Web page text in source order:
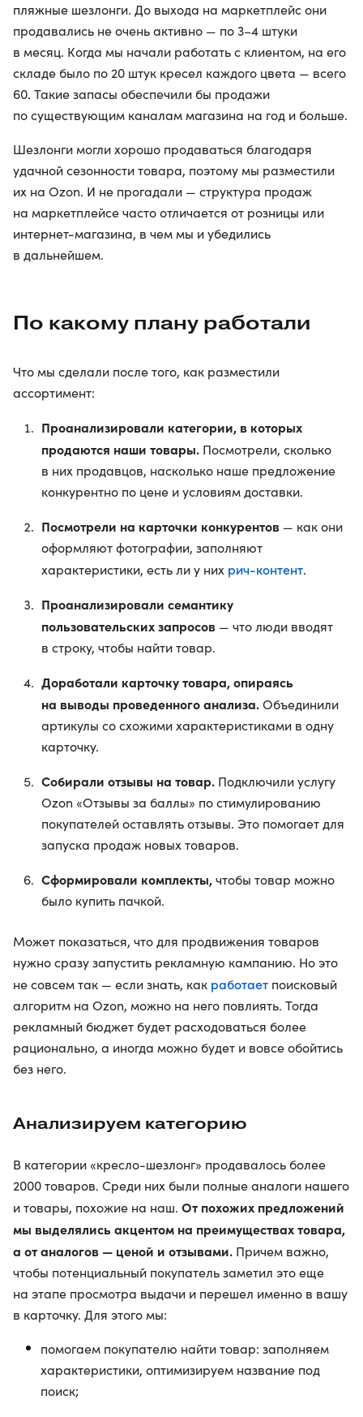
пляжные шезлонги. До выхода на маркетплейс они
продавались не очень активно — по 3–4 штуки
в месяц. Когда мы начали работать с клиентом, на его
складе было по 20 штук кресел каждого цвета — всего
60. Такие запасы обеспечили бы продажи
по существующим каналам магазина на год и больше.
Шезлонги могли хорошо продаваться благодаря
удачной сезонности товара, поэтому мы разместили
их на Ozon. И не прогадали — структура продаж
на маркетплейсе часто отличается от розницы или
интернет-магазина, в чем мы и убедились
в дальнейшем.
По какому плану работали
Что мы сделали после того, как разместили
ассортимент:
Проанализировали категории, в которых
продаются наши товары. Посмотрели, сколько
в них продавцов, насколько наше предложение
конкурентно по цене и условиям доставки.
Посмотрели на карточки конкурентов — как они
оформляют фотографии, заполняют
характеристики, есть ли у них рич-контент.
Проанализировали семантику
пользовательских запросов — что люди вводят
в строку, чтобы найти товар.
Доработали карточку товара, опираясь
на выводы проведенного анализа.Объединили
артикулы со схожими характеристиками в одну
карточку.
Собирали отзывы на товар. Подключили услугу
Ozon «Отзывы за баллы» по стимулированию
покупателей оставлять отзывы. Это помогает для
запуска продаж новых товаров.
Сформировали комплекты,чтобы товар можно
было купить пачкой.
Может показаться, что для продвижения товаров
нужно сразу запустить рекламную кампанию. Но это
не совсем так — если знать, как работает поисковый
алгоритм на Ozon, можно на него повлиять. Тогда
рекламный бюджет будет расходоваться более
рационально, а иногда можно будет и вовсе обойтись
без него.
Анализируем категорию
В категории «кресло-шезлонг» продавалось более
2000 товаров. Среди них были полные аналоги нашего
и товары, похожие на наш. От похожих предложений
мы выделялись акцентом на преимуществах товара,
а от аналогов — ценой и отзывами. Причем важно,
чтобы потенциальный покупатель заметил это еще
на этапе просмотра выдачи и перешел именно в вашу
в карточку. Для этого мы:
помогаем покупателю найти товар: заполняем
характеристики, оптимизируем название под
поиск;